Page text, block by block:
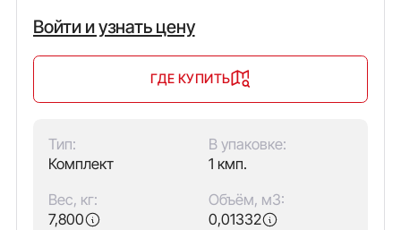
Войти и узнать цену
ГДЕ КУПИТЬ
Тип:
Комплект
В упаковке:
1 кмп.
Вес, кг:
7,800
Объём, м3:
0,01332